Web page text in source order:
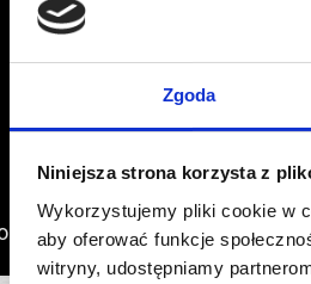
Zgoda
Niniejsza strona korzysta z
Wykorzystujemy pliki cookie w
aby oferować funkcje
witryny, udostępniamy